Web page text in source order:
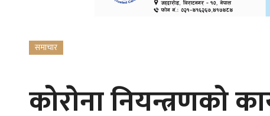
समाचार
कोराेना नियन्त्रणको